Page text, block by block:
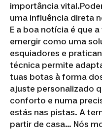
importância
uma influência direta
E a boa notícia é que
emergir como uma
esquiadores e
técnica permite
tuas botas à forma
ajuste personalizado
conforto e numa
estás nas pistas. A
partir de casa... Nós